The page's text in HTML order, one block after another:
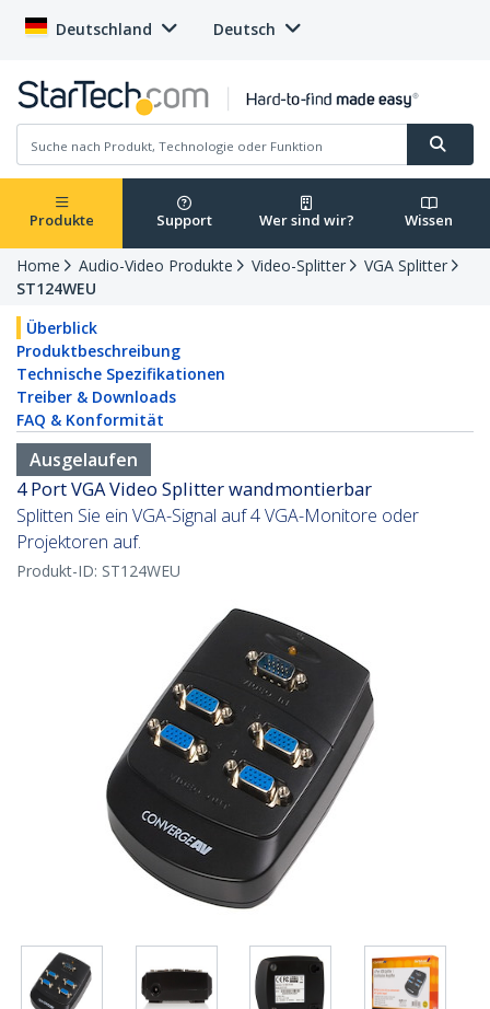
Deutschland Deutsch
Produkte Support Wer sind wir? Wissen
Home Audio-Video Produkte Video-Splitter
VGA Splitter
ST124WEU
Überblick
Produktbeschreibung
Technische Spezifikationen
Treiber & Downloads
FAQ & Konformität
Ausgelaufen
4 Port VGA Video Splitter wandmontierbar
Splitten Sie ein VGA-Signal auf 4 VGA-Monitore oder
Projektoren auf.
Produkt-ID: ST124WEU